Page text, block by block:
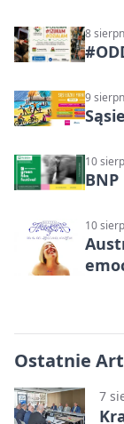
8
9
10
10
Ostatnie
7